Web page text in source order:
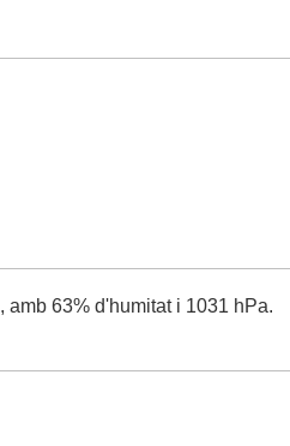
, amb 63% d'humitat i 1031 hPa.